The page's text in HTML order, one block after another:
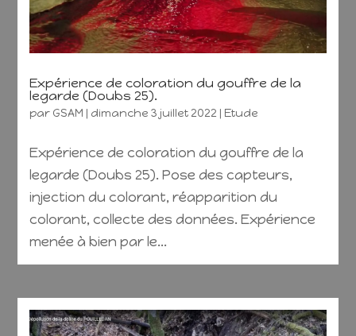
Expérience de coloration du gouffre de la
legarde (Doubs 25).
par GSAM | dimanche 3 juillet 2022 | Etude
Expérience de coloration du gouffre de la
legarde (Doubs 25). Pose des capteurs,
injection du colorant, réapparition du
colorant, collecte des données. Expérience
menée à bien par le...